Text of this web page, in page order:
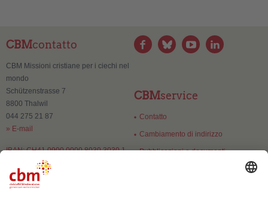
CBMcontatto
CBM Missioni cristiane per i ciechi nel
mondo
Schützenstrasse 7
8800 Thalwil
044 275 21 87
» E-mail
IBAN: CH41 0900 0000 8030 3030 1
Numero di esenzione:
CHE-106.084.071
CBMservice
Contatto
Cambiamento di indirizzo
Pubblicazioni e documenti